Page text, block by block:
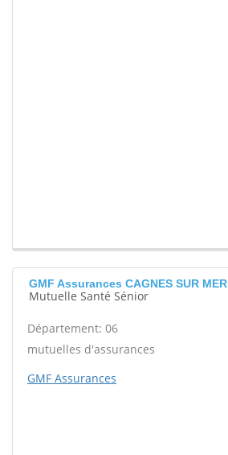
GMF Assurances CAGNES SUR MER
Mutuelle Santé Sénior
Département: 06
mutuelles d'assurances
GMF Assurances